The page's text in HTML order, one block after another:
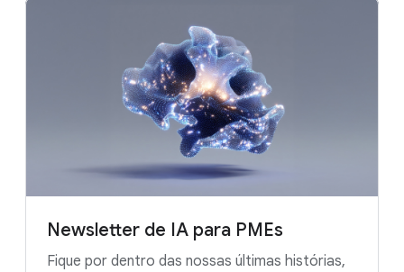
Newsletter de IA para PMEs
Fique por dentro das nossas últimas histórias,